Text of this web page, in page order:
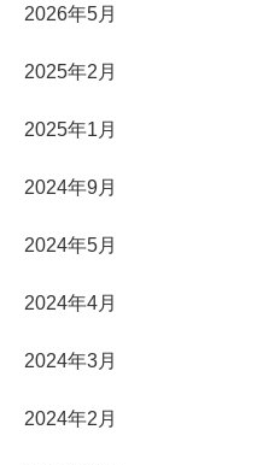
2026年5月
2025年2月
2025年1月
2024年9月
2024年5月
2024年4月
2024年3月
2024年2月